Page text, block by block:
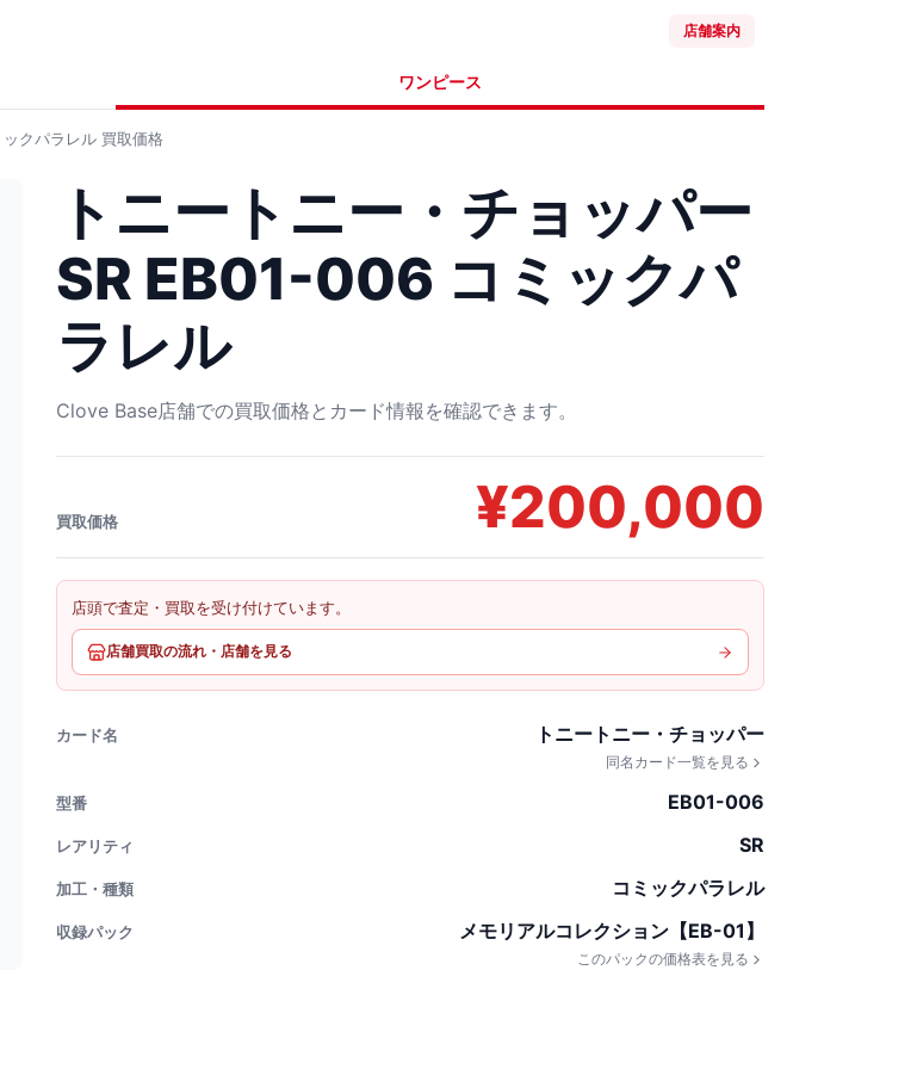
店舗案内
ワンピース
クパラレル 買取価格
トニートニー・チョッパー
SR EB01-006 コミックパ
ラレル
Clove Base店舗での買取価格とカード情報を確認できます。
買取価格 ¥200,000
店頭で査定・買取を受け付けています。
店舗買取の流れ・店舗を見る
カード名 トニートニー・チョッパー
同名カード一覧を見る
型番 EB01-006
レアリティ SR
加工・種類 コミックパラレル
収録パック メモリアルコレクション【EB-01】
このパックの価格表を見る